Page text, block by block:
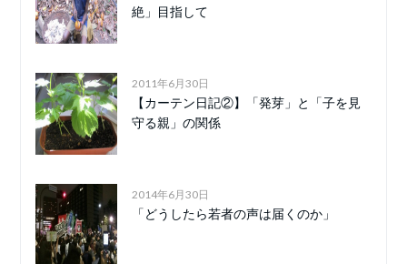
絶」目指して
2011年6月30日
【カーテン日記②】「発芽」と「子を見
守る親」の関係
2014年6月30日
「どうしたら若者の声は届くのか」